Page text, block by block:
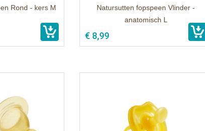
Rond - kers M
Natursutten fopspeen Vlinder -
anatomisch L
€ 8,99